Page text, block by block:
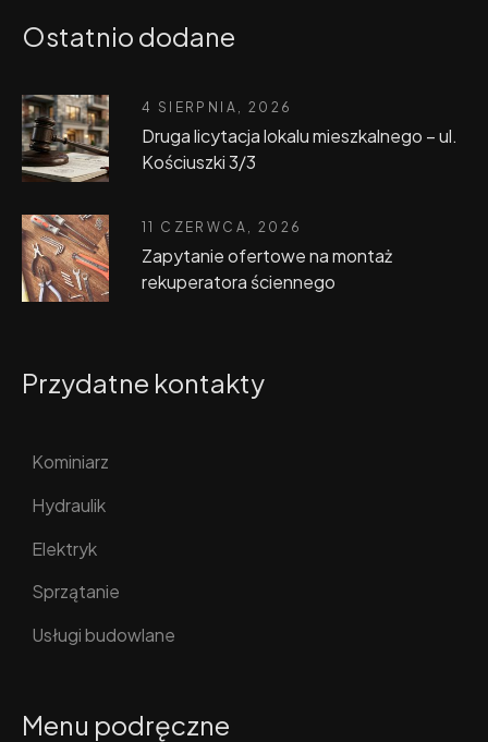
Ostatnio dodane
4 SIERPNIA, 2026
Druga licytacja lokalu mieszkalnego – ul.
Kościuszki 3/3
11 CZERWCA, 2026
Zapytanie ofertowe na montaż
rekuperatora ściennego
Przydatne kontakty
Kominiarz
Hydraulik
Elektryk
Sprzątanie
Usługi budowlane
Menu podręczne